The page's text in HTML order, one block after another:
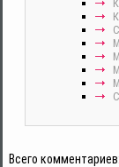
Всего комментариев: